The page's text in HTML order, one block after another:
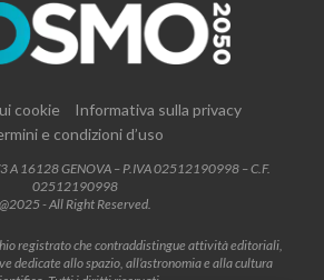
cookie
Informativa sulla privacy
e condizioni d’uso
A 16128 GENOVA – P.IVA 02512190998 – C.F.
02512190998
@2025 - All Right Reserved.
registrato che contraddistingue attività editoriali,
dedicate allo spazio, all’astronomia e alla cultura